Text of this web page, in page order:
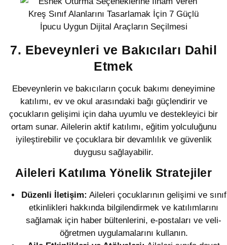
7. Ebeveynleri ve Bakıcıları Dahil
Etmek
Ebeveynlerin ve bakıcıların çocuk bakımı deneyimine
katılımı, ev ve okul arasındaki bağı güçlendirir ve
çocukların gelişimi için daha uyumlu ve destekleyici bir
ortam sunar. Ailelerin aktif katılımı, eğitim yolculuğunu
iyileştirebilir ve çocuklara bir devamlılık ve güvenlik
duygusu sağlayabilir.
Aileleri Katılıma Yönelik Stratejiler
Düzenli İletişim: Aileleri çocuklarının gelişimi ve sınıf
etkinlikleri hakkında bilgilendirmek ve katılımlarını
sağlamak için haber bültenlerini, e-postaları ve veli-
öğretmen uygulamalarını kullanın.